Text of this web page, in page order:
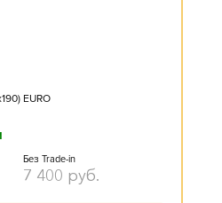
EURO
Без Trade-in
7 400 руб.